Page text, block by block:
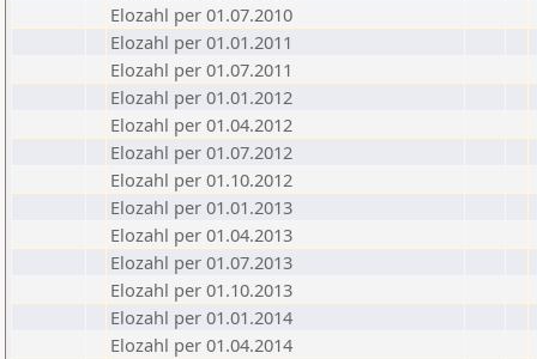
Elozahl per 01.07.2010
Elozahl per 01.01.2011
Elozahl per 01.07.2011
Elozahl per 01.01.2012
Elozahl per 01.04.2012
Elozahl per 01.07.2012
Elozahl per 01.10.2012
Elozahl per 01.01.2013
Elozahl per 01.04.2013
Elozahl per 01.07.2013
Elozahl per 01.10.2013
Elozahl per 01.01.2014
Elozahl per 01.04.2014